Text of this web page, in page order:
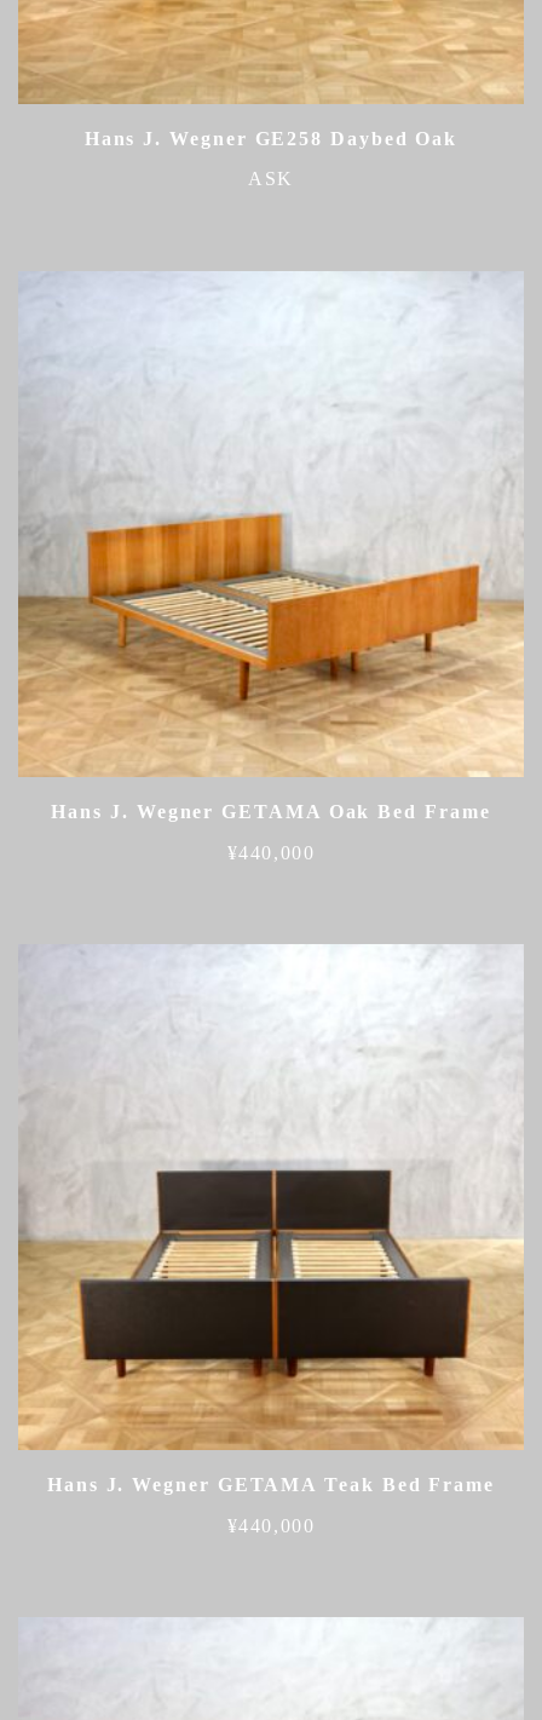
Hans J. Wegner GE258 Daybed Oak
ASK
Hans J. Wegner GETAMA Oak Bed Frame
¥440,000
Hans J. Wegner GETAMA Teak Bed Frame
¥440,000